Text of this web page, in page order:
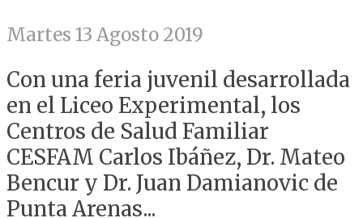
Martes 13 Agosto 2019
Con una feria juvenil desarrollada
en el Liceo Experimental, los
Centros de Salud Familiar
CESFAM Carlos Ibáñez, Dr. Mateo
Bencur y Dr. Juan Damianovic de
Punta Arenas...